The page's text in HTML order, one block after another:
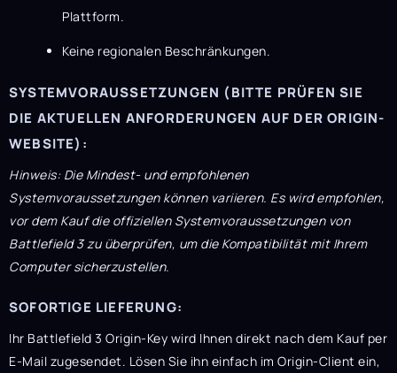
Plattform.
Keine regionalen Beschränkungen.
SYSTEMVORAUSSETZUNGEN (BITTE PRÜFEN SIE
DIE AKTUELLEN ANFORDERUNGEN AUF DER ORIGIN-
WEBSITE):
Hinweis: Die Mindest- und empfohlenen
Systemvoraussetzungen können variieren. Es wird empfohlen,
vor dem Kauf die offiziellen Systemvoraussetzungen von
Battlefield 3 zu überprüfen, um die Kompatibilität mit Ihrem
Computer sicherzustellen.
SOFORTIGE LIEFERUNG:
Ihr Battlefield 3 Origin-Key wird Ihnen direkt nach dem Kauf per
E-Mail zugesendet. Lösen Sie ihn einfach im Origin-Client ein,